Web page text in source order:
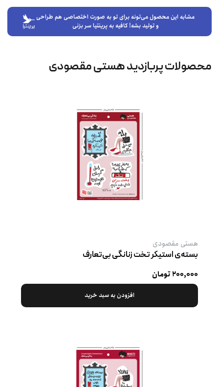
مشابه این محصول می‌تونه برای تو به صورت اختصاصی هم طراحی
و تولید بشه! کافیه به پرینتیا سر بزنی
محصولات پربازدید هستی مقصودی
هستی مقصودی
بسته‌ی استیکر تخت زنانگی بی‌تعارف
۲۰۰,۰۰۰ تومان
افزودن به سبد خرید